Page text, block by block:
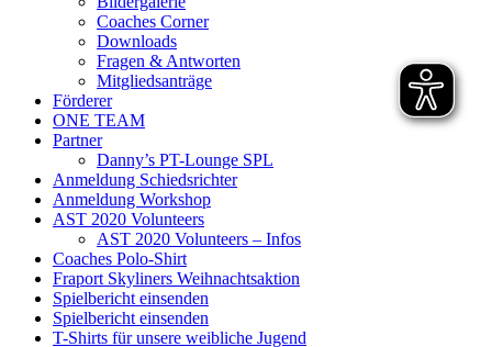
Coaches Corner
Downloads
Fragen & Antworten
Mitgliedsanträge
Förderer
ONE TEAM
Partner
Danny’s PT-Lounge SPL
Anmeldung Schiedsrichter
Anmeldung Workshop
AST 2020 Volunteers
AST 2020 Volunteers – Infos
Coaches Polo-Shirt
Fraport Skyliners Weihnachtsaktion
Spielbericht einsenden
Spielbericht einsenden
T-Shirts für unsere weibliche Jugend